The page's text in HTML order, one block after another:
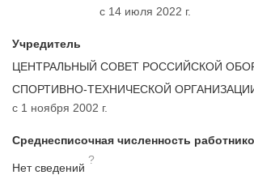
с 14 июля 2022 г.
Учредитель
ЦЕНТРАЛЬНЫЙ СОВЕТ РОССИЙСКОЙ
СПОРТИВНО-ТЕХНИЧЕСКОЙ
с 1 ноября 2002 г.
Среднесписочная численность
Нет сведений
?